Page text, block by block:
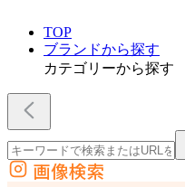
TOP
ブランドから探す
カテゴリーから探す
外部サイトの商品をカートに追加
画像検索